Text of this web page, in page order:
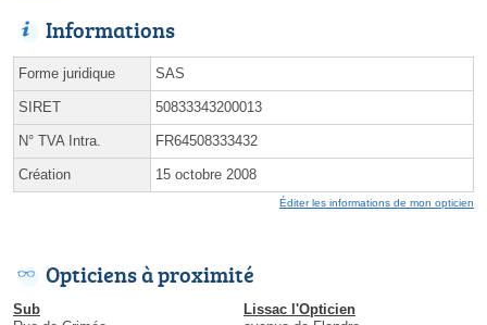
Informations
Forme juridique SAS
SIRET 50833343200013
N° TVA Intra. FR64508333432
Création 15 octobre 2008
Éditer les informations de mon opticien
Opticiens à proximité
Sub
Lissac l'Opticien